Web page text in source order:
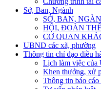
Sở, Ban, Ngành
SỞ, BAN,
HỘI, ĐOÀN THỂ
CƠ QUAN
UBND các xã, phường
Thông tin chỉ đạo điều
Lịch làm việc
Khen thưởng, xử
Thông tin báo cáo